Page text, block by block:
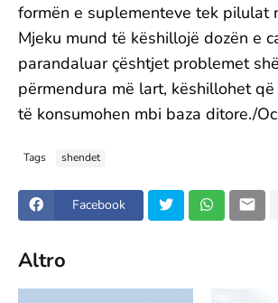
formën e suplementeve tek pilulat
Mjeku mund të këshillojë dozën e
parandaluar çështjet problemet
përmendura më lart, këshillohet
të konsumohen mbi baza ditore./
Tags shendet
Facebook
Altro